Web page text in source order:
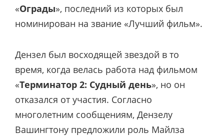
«Ограды», последний из которых был
номинирован на звание «Лучший фильм».
Дензел был восходящей звездой в то
время, когда велась работа над фильмом
«Терминатор 2: Судный день», но он
отказался от участия. Согласно
многолетним сообщениям, Дензелу
Вашингтону предложили роль Майлза